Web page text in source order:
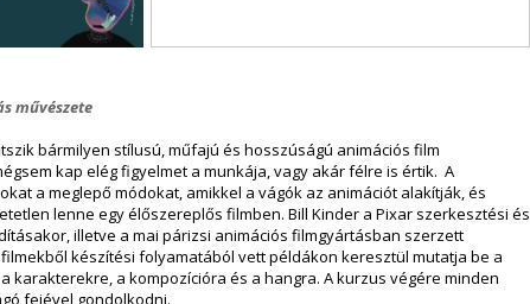
művészete
bármilyen stílusú, műfajú és hosszúságú animációs film
kap elég figyelmet a munkája, vagy akár félre is értik. A
a meglepő módokat, amikkel a vágók az animációt alakítják, és
lenne egy élőszereplős filmben. Bill Kinder a Pixar szerkesztési és
illetve a mai párizsi animációs filmgyártásban szerzett
készítési folyamatából vett példákon keresztül mutatja be a
karakterekre, a kompozícióra és a hangra. A kurzus végére minden
fejével gondolkodni.